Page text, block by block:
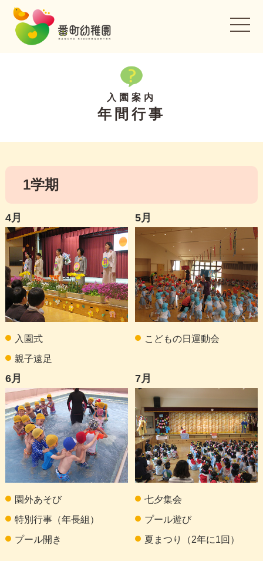
お知らせ
お問い合わせ
リクルート
089-972-4686 お問い合わせ
入園案内
年間行事
1学期
4月
入園式
親子遠足
5月
こどもの日運動会
6月
園外あそび
特別行事（年長組）
プール開き
7月
七夕集会
プール遊び
夏まつり（2年に1回）